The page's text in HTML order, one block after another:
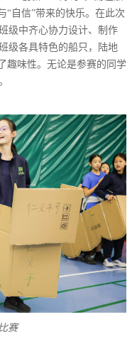
“自信”带来的快乐。在此次
级中齐心协力设计、制作
级各具特色的船只，陆地
趣味性。无论是参赛的同学
赛